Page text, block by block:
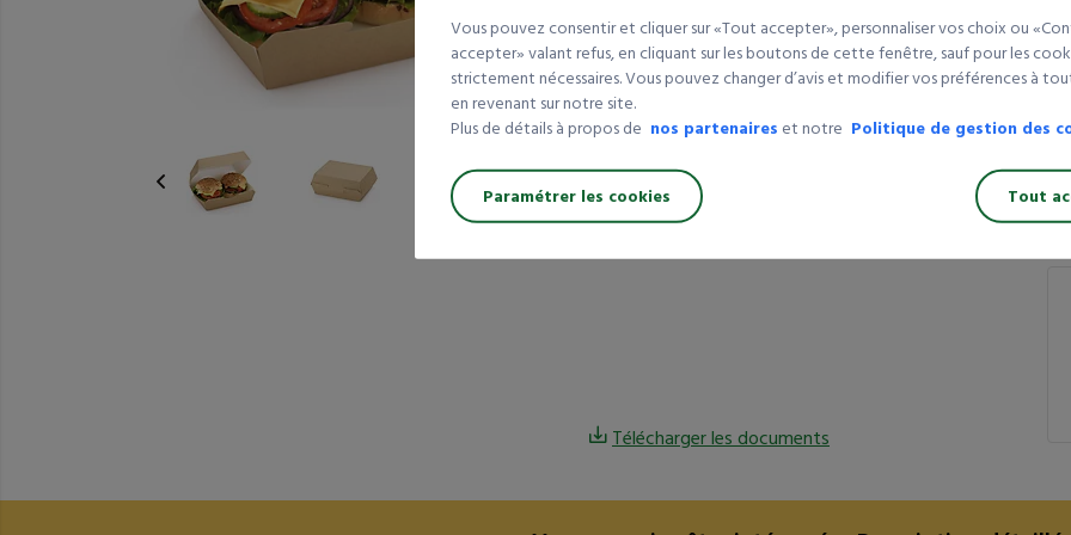
Composition :KRAFT
Colis de :300
Largeur (mm) :170
Couleur :
Hauteur (mm) :85
Dimensions Lxlxh (mm) :
En savoir plus
Télécharger les documents
1
Vous pouvez consentir et cliquer sur «Tout accepter», personnaliser vos choix ou
accepter» valant refus, en cliquant sur les boutons de cette fenêtre, sauf pour les
strictement nécessaires. Vous pouvez changer d’avis et modifier vos préférences à
en revenant sur notre site.
Plus de détails à propos de nos partenaires et notre Politique de gestion des
Paramétrer les cookies Tout